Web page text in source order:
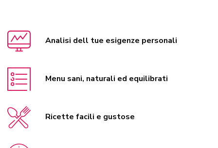
Analisi dell tue esigenze personali
Menu sani, naturali ed equilibrati
Ricette facili e gustose